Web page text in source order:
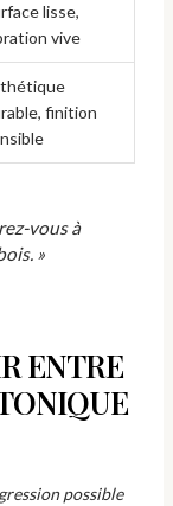
lisse,
vive
finition
vous à
»
ENTRE
possible